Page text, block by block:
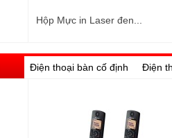
Hộp Mực in Laser đen...
Điện thoại bàn cố định Điện